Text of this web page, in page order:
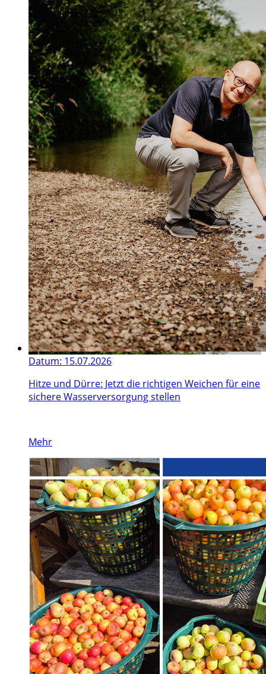
Datum: 15.07.2026
Hitze und Dürre: Jetzt die richtigen Weichen für eine
sichere Wasserversorgung stellen
Mehr